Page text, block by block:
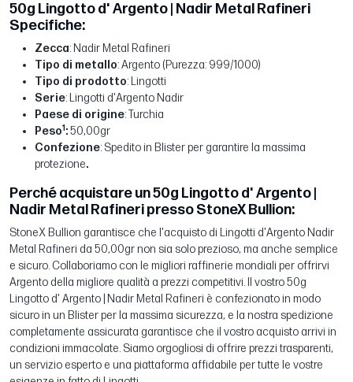
50g Lingotto d' Argento | Nadir Metal Rafineri
Specifiche:
Zecca: Nadir Metal Rafineri
Tipo di metallo: Argento (Purezza: 999/1000)
Tipo di prodotto: Lingotti
Serie: Lingotti d'Argento Nadir
Paese di origine: Turchia
Peso1:50,00gr
Confezione: Spedito in Blister per garantire la massima
protezione.
Perché acquistare un 50g Lingotto d' Argento |
Nadir Metal Rafineri presso StoneX Bullion:
StoneX Bullion garantisce che l'acquisto di Lingotti d'Argento Nadir
Metal Rafineri da 50,00gr non sia solo prezioso, ma anche semplice
e sicuro. Collaboriamo con le migliori raffinerie mondiali per offrirvi
Argento della migliore qualità a prezzi competitivi. Il vostro 50g
Lingotto d' Argento | Nadir Metal Rafineri è confezionato in modo
sicuro in un Blister per la massima sicurezza, e la nostra spedizione
completamente assicurata garantisce che il vostro acquisto arrivi in
condizioni immacolate. Siamo orgogliosi di offrire prezzi trasparenti,
un servizio esperto e una piattaforma affidabile per tutte le vostre